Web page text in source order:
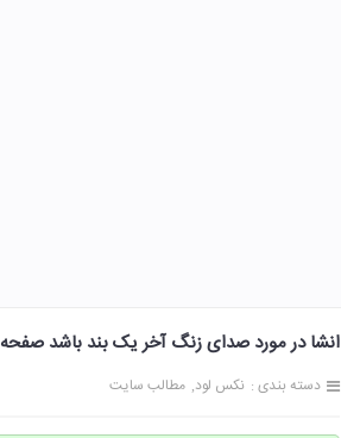
انشا در مورد صدای زنگ آخر یک بند باشد صفحه 73 کتاب نگارش کلاس هفتم
دسته بندی : نکس لود مطالب سایت